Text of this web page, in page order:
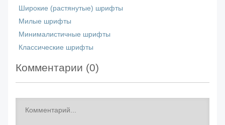
Широкие (растянутые) шрифты
Милые шрифты
Минималистичные шрифты
Классические шрифты
Комментарии (0)